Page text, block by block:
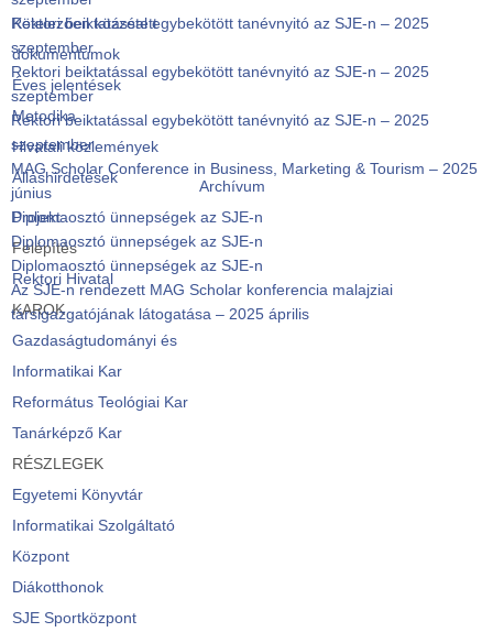
Kötelezően közzétett
dokumentumok
Éves jelentések
Metodika
Hivatali közlemények
Álláshirdetések
Archívum
Projekt
Felépítés
Rektori Hivatal
KAROK
Gazdaságtudományi és
Informatikai Kar
Református Teológiai Kar
Tanárképző Kar
RÉSZLEGEK
Egyetemi Könyvtár
Informatikai Szolgáltató
Központ
Diákotthonok
SJE Sportközpont
Rektori beiktatással egybekötött tanévnyitó az SJE-n – 2025
szeptember
Rektori beiktatással egybekötött tanévnyitó az SJE-n – 2025
szeptember
Rektori beiktatással egybekötött tanévnyitó az SJE-n – 2025
szeptember
MAG Scholar Conference in Business, Marketing & Tourism – 2025
június
Diplomaosztó ünnepségek az SJE-n
Diplomaosztó ünnepségek az SJE-n
Diplomaosztó ünnepségek az SJE-n
Az SJE-n rendezett MAG Scholar konferencia malajziai
társigazgatójának látogatása – 2025 április